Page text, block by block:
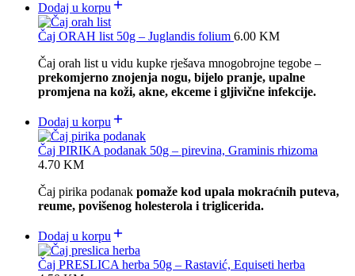
Dodaj u korpu
Čaj ORAH list 50g – Juglandis folium 6.00 KM
Čaj orah list u vidu kupke rješava mnogobrojne tegobe –
prekomjerno znojenja nogu, bijelo pranje, upalne
promjena na koži, akne, ekceme i gljivične infekcije.
Dodaj u korpu
Čaj PIRIKA podanak 50g – pirevina, Graminis rhizoma
4.70 KM
Čaj pirika podanak pomaže kod upala mokraćnih puteva,
reume, povišenog holesterola i triglicerida.
Dodaj u korpu
Čaj PRESLICA herba 50g – Rastavić, Equiseti herba